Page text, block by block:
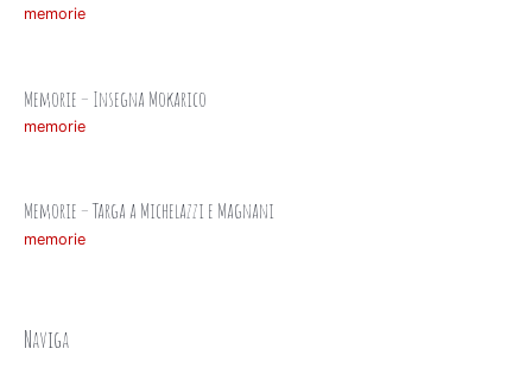
Naviga
memorie
Memorie – Insegna Mokarico
memorie
Memorie – Targa a Michelazzi e Magnani
memorie